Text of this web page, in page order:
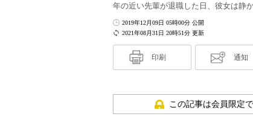
年の近い先輩が退職した日、彼女は静
2021年08月31日 20時51分 更新
2019年12月09日 05時00分 公開
印刷 通知
この記事は会員限定で